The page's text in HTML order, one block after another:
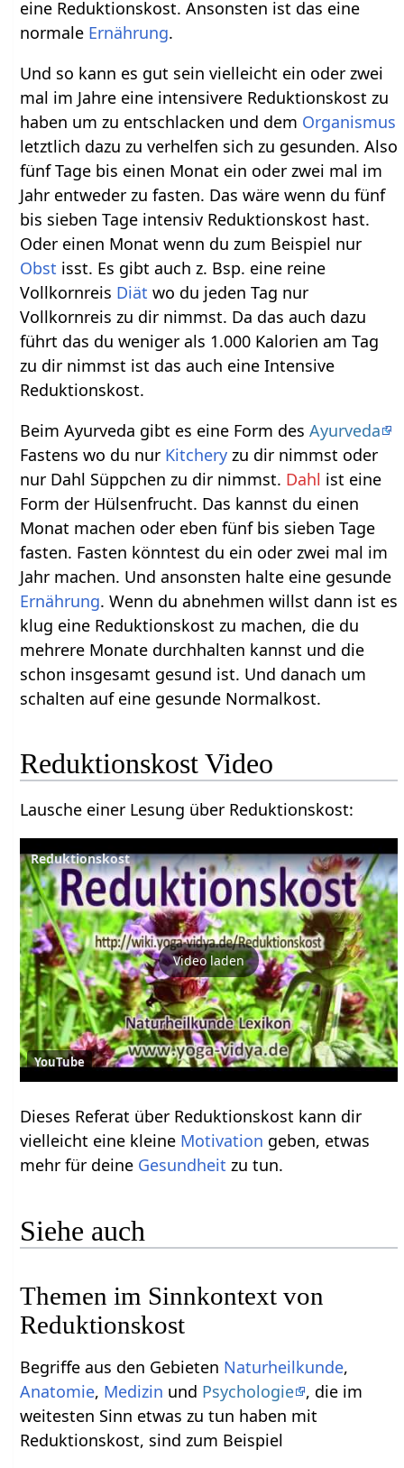
eine Reduktionskost. Ansonsten ist das eine
normale Ernährung.
Und so kann es gut sein vielleicht ein oder zwei
mal im Jahre eine intensivere Reduktionskost zu
haben um zu entschlacken und dem Organismus
letztlich dazu zu verhelfen sich zu gesunden. Also
fünf Tage bis einen Monat ein oder zwei mal im
Jahr entweder zu fasten. Das wäre wenn du fünf
bis sieben Tage intensiv Reduktionskost hast.
Oder einen Monat wenn du zum Beispiel nur
Obst isst. Es gibt auch z. Bsp. eine reine
Vollkornreis Diät wo du jeden Tag nur
Vollkornreis zu dir nimmst. Da das auch dazu
führt das du weniger als 1.000 Kalorien am Tag
zu dir nimmst ist das auch eine Intensive
Reduktionskost.
Beim Ayurveda gibt es eine Form desAyurveda
Fastens wo du nur Kitchery zu dir nimmst oder
nur Dahl Süppchen zu dir nimmst. Dahl ist eine
Form der Hülsenfrucht. Das kannst du einen
Monat machen oder eben fünf bis sieben Tage
fasten. Fasten könntest du ein oder zwei mal im
Jahr machen. Und ansonsten halte eine gesunde
Ernährung. Wenn du abnehmen willst dann ist es
klug eine Reduktionskost zu machen, die du
mehrere Monate durchhalten kannst und die
schon insgesamt gesund ist. Und danach um
schalten auf eine gesunde Normalkost.
Reduktionskost Video
Lausche einer Lesung über Reduktionskost:
Reduktionskost
Video laden
YouTube
Dieses Referat über Reduktionskost kann dir
vielleicht eine kleine Motivation geben, etwas
mehr für deine Gesundheit zu tun.
Siehe auch
Themen im Sinnkontext von
Reduktionskost
Begriffe aus den Gebieten Naturheilkunde,
Anatomie, Medizin und Psychologie , die im
weitesten Sinn etwas zu tun haben mit
Reduktionskost, sind zum Beispiel